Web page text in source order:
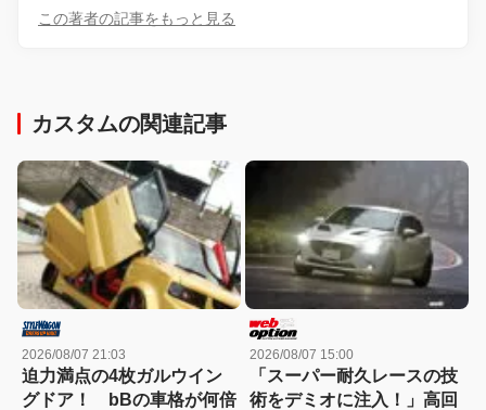
この著者の記事をもっと見る
カスタムの関連記事
2026/08/07 21:03
迫力満点の4枚ガルウイン
グドア！ bBの車格が何倍
2026/08/07 15:00
「スーパー耐久レースの技
術をデミオに注入！」高回